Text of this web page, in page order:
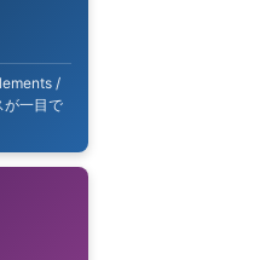
/
一目で